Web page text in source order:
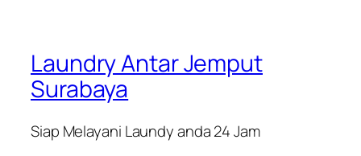
Laundry Antar Jemput
Surabaya
Siap Melayani Laundy anda 24 Jam